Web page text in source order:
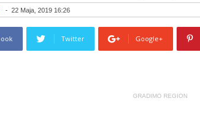
- 22 Maja, 2019 16:26
Twitter Google+
GRADIMO REGION